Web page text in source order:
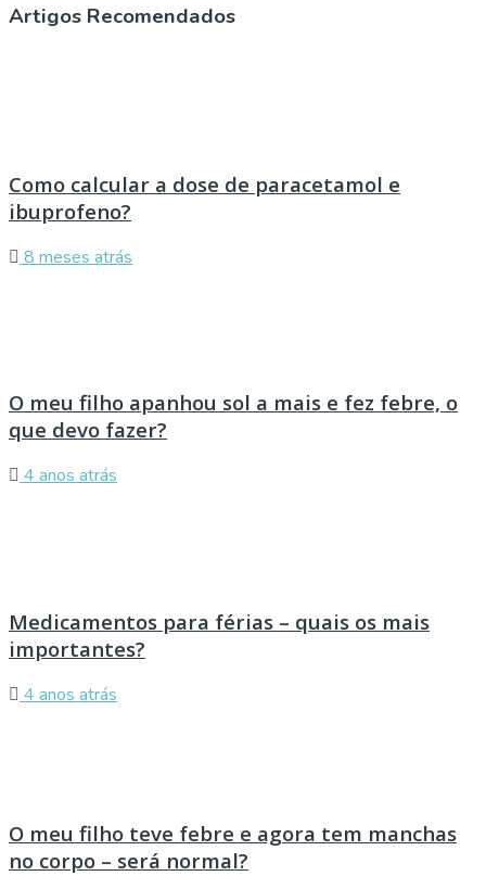
Artigos Recomendados
Como calcular a dose de paracetamol e
ibuprofeno?
8 meses atrás
O meu filho apanhou sol a mais e fez febre, o
que devo fazer?
4 anos atrás
Medicamentos para férias – quais os mais
importantes?
4 anos atrás
O meu filho teve febre e agora tem manchas
no corpo – será normal?